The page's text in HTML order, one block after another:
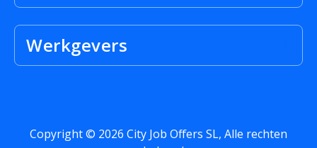
Werkgevers
Copyright © 2026 City Job Offers SL, Alle rechten